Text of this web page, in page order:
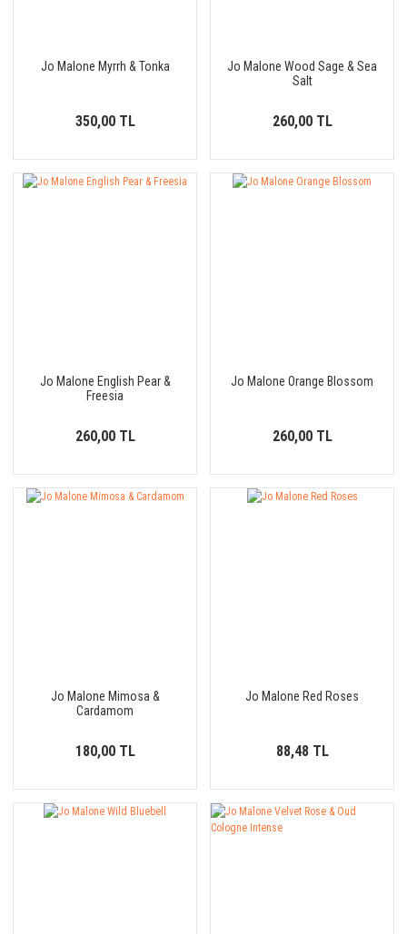
Jo Malone Myrrh & Tonka
350,00 TL
Jo Malone Wood Sage & Sea
Salt
260,00 TL
Jo Malone English Pear &
Freesia
260,00 TL
Jo Malone Orange Blossom
260,00 TL
Jo Malone Mimosa &
Cardamom
180,00 TL
Jo Malone Red Roses
88,48 TL